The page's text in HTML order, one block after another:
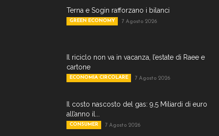
Terna e Sogin rafforzano i bilanci
GREEN ECONOMY 7 Agosto 2026
Il riciclo non va in vacanza, l’estate di Raee e
cartone
ECONOMIA CIRCOLARE 7 Agosto 2026
Il costo nascosto del gas: 9,5 Miliardi di euro
all’anno il...
CONSUMER 7 Agosto 2026